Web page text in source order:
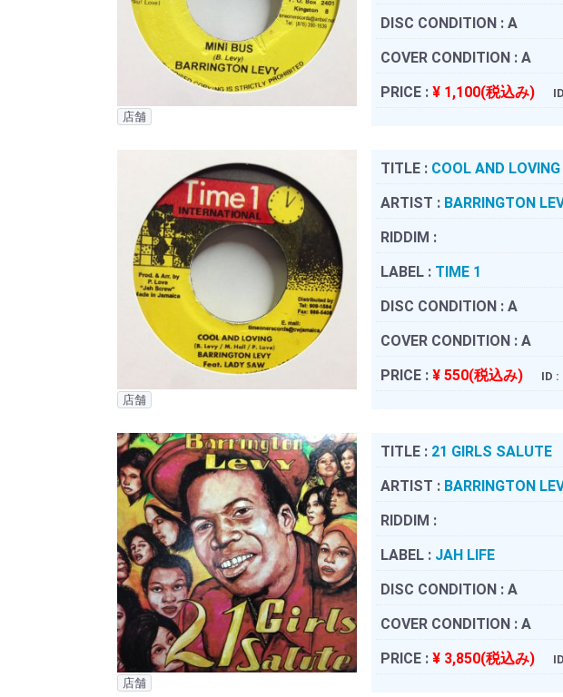
店舗
DISC CONDITION : A
COVER CONDITION : A
PRICE : ¥ 1,100(税込み)
店舗
TITLE : COOL AND LOVING
ARTIST : BARRINGTON
RIDDIM :
LABEL : TIME 1
DISC CONDITION : A
COVER CONDITION : A
PRICE : ¥ 550(税込み) ID :
店舗
TITLE : 21 GIRLS SALUTE
ARTIST : BARRINGTON
RIDDIM :
LABEL : JAH LIFE
DISC CONDITION : A
COVER CONDITION : A
PRICE : ¥ 3,850(税込み)